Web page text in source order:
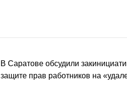
В Саратове обсудили
защите прав работников на